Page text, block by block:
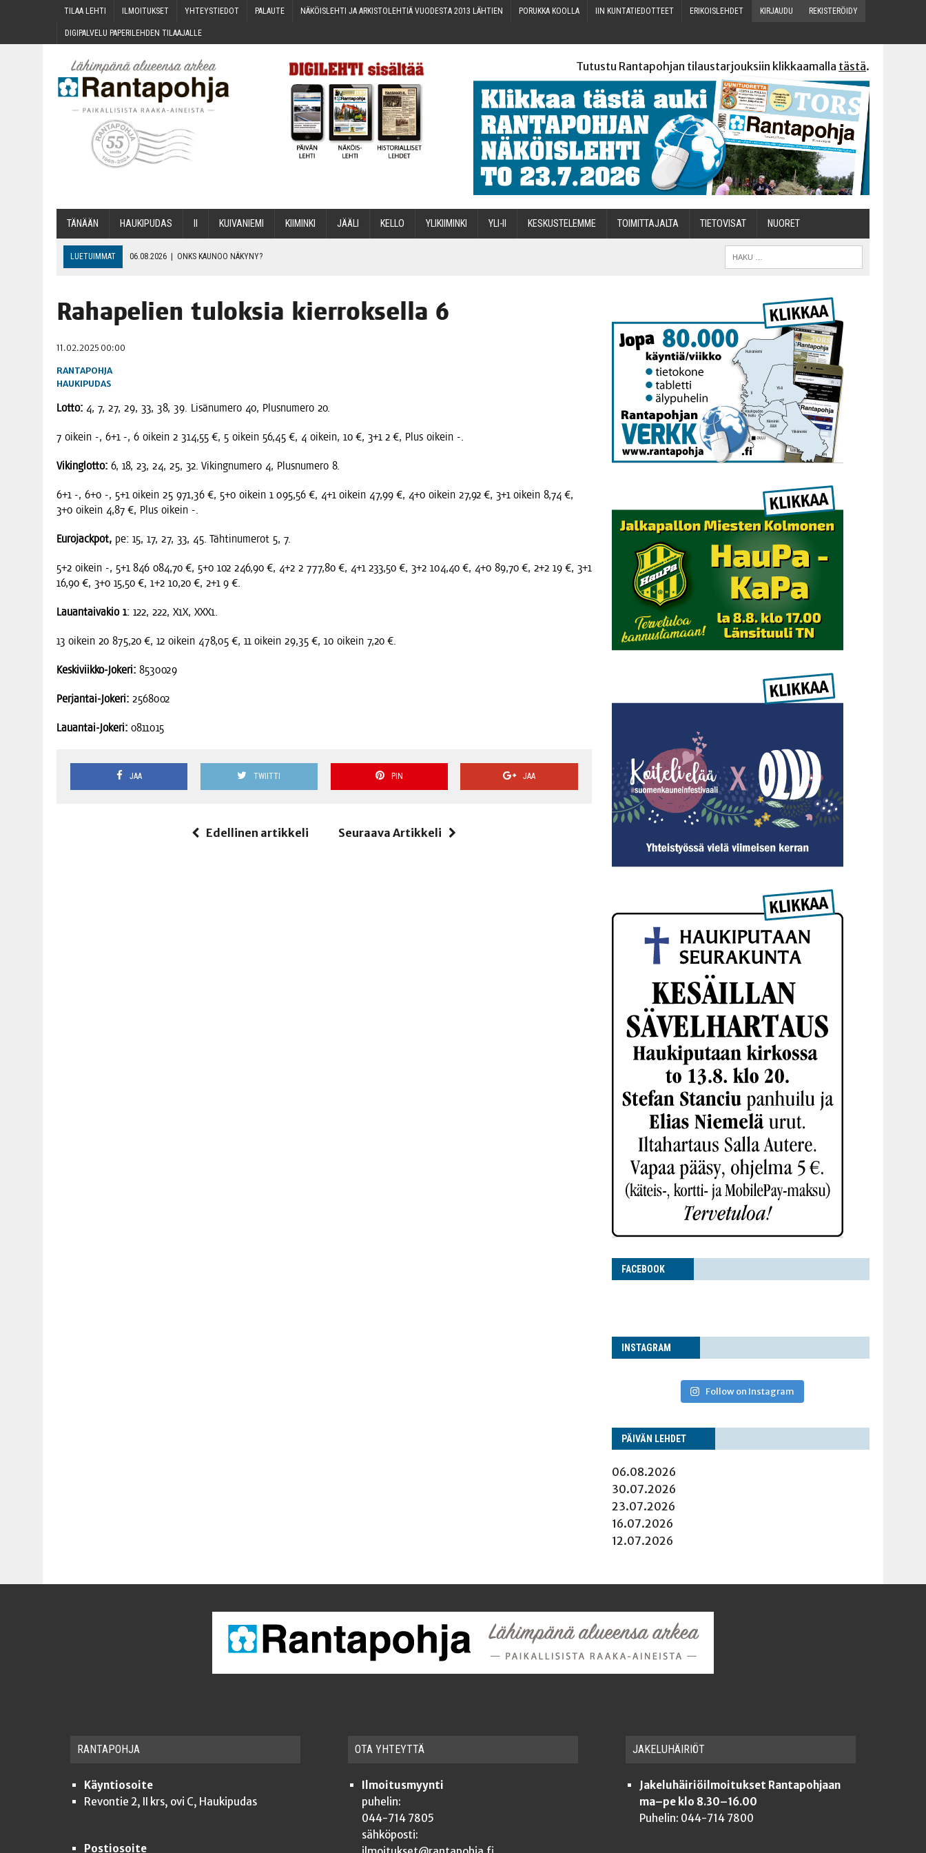
TILAA LEH­TI ILMOI­TUK­SET YHTEYS­TIE­DOT PALAU­TE NÄKÖIS­LEH­TI JA ARKIS­TO­LEH­TIÄ VUO­DES­TA 2013 LÄHTIEN PORUK­KA KOOLLA IIN KUN­TA­TIE­DOT­TEET ERI­KOIS­LEH­DET KIR­JAU­DU REKIS­TE­RÖI­DY
DIGI­PAL­VE­LU PAPE­RI­LEH­DEN TILAAJALLE
Tutustu Rantapohjan tilaustarjouksiin klikkaamalla tästä.
TÄNÄÄN HAU­KI­PU­DAS KUI­VA­NIE­MI KII­MIN­KI JÄÄ­LI KEL­LO YLI­KII­MIN­KI YLI-II KES­KUS­TE­LEM­ME TOI­MIT­TA­JAL­TA TIETOVISAT NUO­RET
LUETUIMMAT 06.08.2026 | ONKS KAU­NOO NÄKYNY?
06.08.2026 OPIN­TOI­HIN KAN­SA­LAIS­OPIS­TOS­SA VOI SAA­DA AVUSTUSTA
TOI­VEI­DEN KOTI IISTÄ!
06.08.2026 | KII­MIN­KI­PÄI­VÄT JÄR­JES­TE­TÄÄN PERIN­TEI­TÄ KUNNIOITTAEN
Raha­pe­lien tulok­sia kier­rok­sel­la 6
11.02.2025 00:00
RANTAPOHJA
HAUKIPUDAS
Lot­to: 4, 7, 27, 29, 33, 38, 39. Lisä­nu­me­ro 40, Plus­nu­me­ro 20.
7 oikein -, 6+1 -, 6 oikein 2 314,55 €, 5 oikein 56,45 €, 4 oikein, 10 €, 3+1 2 €, Plus oikein -.
Vikin­glot­to: 6, 18, 23, 24, 25, 32. Viking­nu­me­ro 4, Plus­nu­me­ro 8.
6+1 -, 6+0 -, 5+1 oikein 25 971,36 €, 5+0 oikein 1 095,56 €, 4+1 oikein 47,99 €, 4+0 oikein 27,92 €, 3+1 oikein 8,74 €,
3+0 oikein 4,87 €, Plus oikein -.
Euro­jack­pot, pe: 15, 17, 27, 33, 45. Täh­ti­nu­me­rot 5, 7.
5+2 oikein -, 5+1 846 084,70 €, 5+0 102 246,90 €, 4+2 2 777,80 €, 4+1 233,50 €, 3+2 104,40 €, 4+0 89,70 €, 2+2 19 €, 3+1
16,90 €, 3+0 15,50 €, 1+2 10,20 €, 2+1 9 €.
Lau­an­tai­va­kio 1: 122, 222, X1X, XXX1.
13 oikein 20 875,20 €, 12 oikein 478,05 €, 11 oikein 29,35 €, 10 oikein 7,20 €.
Kes­ki­viik­ko-Joke­ri: 8530029
Per­jan­tai-Joke­ri: 2568002
Lau­an­tai-Joke­ri: 0811015
JAA TWIITTI PIN JAA
Edellinen artikkeli Seuraava Artikkeli
FACE­BOOK
INS­TA­GRAM
Follow on Instagram
PÄI­VÄN LEHDET
06.08.2026
30.07.2026
23.07.2026
16.07.2026
12.07.2026
RAN­TA­POH­JA
Käyntiosoite
Revontie 2, II krs, ovi C, Haukipudas
Postiosoite
OTA YHTEYT­TÄ
Ilmoitusmyynti
puhelin:
044-714 7805
sähköposti:
JAKE­LU­HÄI­RIÖT
Jakeluhäiriöilmoitukset Rantapohjaan
ma–pe klo 8.30–16.00
Puhelin: 044-714 7800